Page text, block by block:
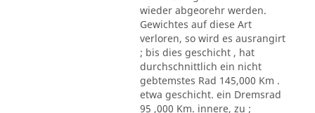
wieder abgeorehr werden.
Gewichtes auf diese Art
verloren, so wird es ausrangirt
; bis dies geschicht , hat
durchschnittlich ein nicht
gebtemstes Rad 145,000 Km .
etwa geschicht. ein Dremsrad
95 ,000 Km. innere, zu ;